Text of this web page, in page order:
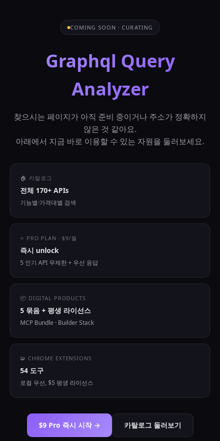
COMING SOON · CURATING
Graphql Query
Analyzer
찾으시는 페이지가 아직 준비 중이거나 주소가 정확하지
않은 것 같아요.
아래에서 지금 바로 이용할 수 있는 자원을 둘러보세요.
🏠 카탈로그
전체 170+ APIs
기능별·가격대별 검색
⭐ PRO PLAN · $9/월
즉시 unlock
5 인기 API 무제한 + 우선 응답
📦 DIGITAL PRODUCTS
5 묶음 + 평생 라이선스
MCP Bundle · Builder Stack
🧩 CHROME EXTENSIONS
54 도구
로컬 우선, $5 평생 라이선스
$9 Pro 즉시 시작 → 카탈로그 둘러보기